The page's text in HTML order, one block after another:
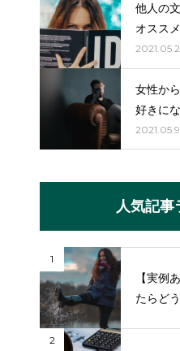
他人の
オスス
女性か
好きに
2021.05.9
人気記事
1
【実例
たらど
2